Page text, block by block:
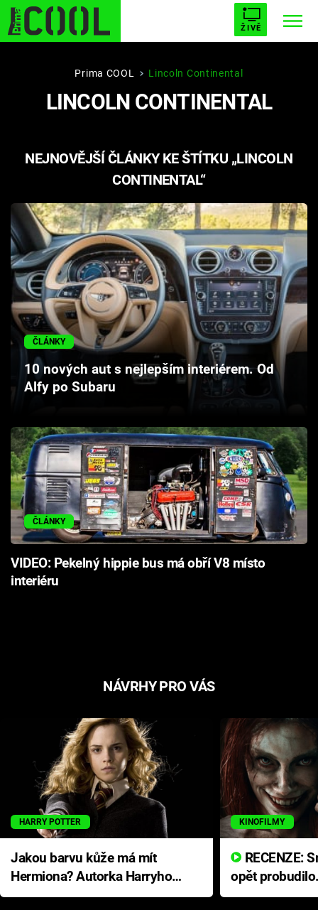
ŽIVĚ
STARHOUSE BUFFY, PŘEMOŽITELKA UPÍRŮ
PLNEJ KOTEL AVENGERS 5
Filmy
Seriály
Hry
Cool Esport
Pořady
Sledujte prima+
Přihlášení
Sledujte nás
Prima COOL Lincoln Continental
LINCOLN CONTINENTAL
NEJNOVĚJŠÍ ČLÁNKY KE ŠTÍTKU „LINCOLN
CONTINENTAL“
ČLÁNKY
10 nových aut s nejlepším interiérem. Od
Alfy po Subaru
ČLÁNKY
VIDEO: Pekelný hippie bus má obří V8 místo
interiéru
NÁVRHY PRO VÁS
HARRY POTTER
Jakou barvu kůže má mít
Hermiona? Autorka Harryho
Pottera přišla s ráznou
KINOFILMY
opět
přichází s